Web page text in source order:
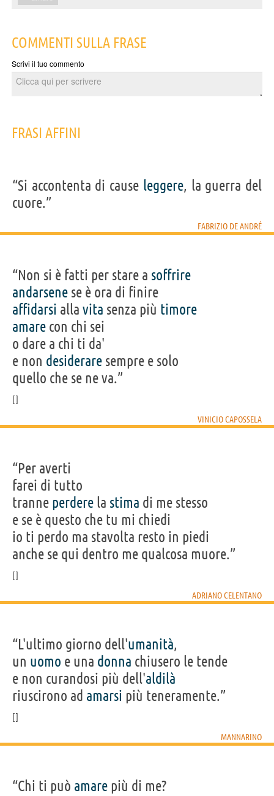
COMMENTI SULLA FRASE
Scrivi il tuo commento
FRASI AFFINI
“Si accontenta di cause leggere, la guerra del
cuore.”
FABRIZIO DE ANDRÉ
“Non si è fatti per stare a soffrire
andarsene se è ora di finire
affidarsi alla vita senza più timore
amare con chi sei
o dare a chi ti da'
e non desiderare sempre e solo
quello che se ne va.”
VINICIO CAPOSSELA
“Per averti
farei di tutto
tranne perdere la stima di me stesso
e se è questo che tu mi chiedi
io ti perdo ma stavolta resto in piedi
anche se qui dentro me qualcosa muore.”
ADRIANO CELENTANO
“L'ultimo giorno dell'umanità,
un uomo e una donna chiusero le tende
e non curandosi più dell'aldilà
riuscirono ad amarsi più teneramente.”
MANNARINO
“Chi ti può amare più di me?